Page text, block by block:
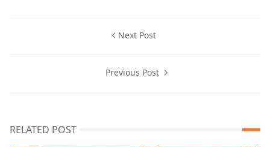
Next Post
Previous Post
RELATED POST